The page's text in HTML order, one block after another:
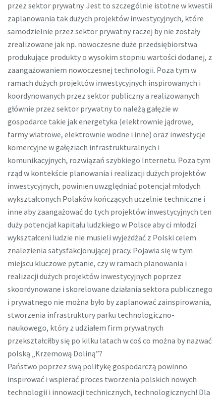
przez sektor prywatny. Jest to szczególnie istotne w kwestii
zaplanowania tak dużych projektów inwestycyjnych, które
samodzielnie przez sektor prywatny raczej by nie zostały
zrealizowane jak np. nowoczesne duże przedsiębiorstwa
produkujące produkty o wysokim stopniu wartości dodanej, z
zaangażowaniem nowoczesnej technologii. Poza tym w
ramach dużych projektów inwestycyjnych inspirowanych i
koordynowanych przez sektor publiczny a realizowanych
głównie przez sektor prywatny to należą gałęzie w
gospodarce takie jak energetyka (elektrownie jądrowe,
farmy wiatrowe, elektrownie wodne i inne) oraz inwestycje
komercyjne w gałęziach infrastrukturalnych i
komunikacyjnych, rozwiązań szybkiego Internetu. Poza tym
rząd w kontekście planowania i realizacji dużych projektów
inwestycyjnych, powinien uwzględniać potencjał młodych
wykształconych Polaków kończących uczelnie techniczne i
inne aby zaangażować do tych projektów inwestycyjnych ten
duży potencjał kapitału ludzkiego w Polsce aby ci młodzi
wykształceni ludzie nie musieli wyjeżdżać z Polski celem
znalezienia satysfakcjonującej pracy. Pojawia się w tym
miejscu kluczowe pytanie, czy w ramach planowania i
realizacji dużych projektów inwestycyjnych poprzez
skoordynowane i skorelowane działania sektora publicznego
i prywatnego nie można było by zaplanować zainspirowania,
stworzenia infrastruktury parku technologiczno-
naukowego, który z udziałem firm prywatnych
przekształciłby się po kilku latach w coś co można by nazwać
polską „Krzemową Doliną”?
Państwo poprzez swą politykę gospodarczą powinno
inspirować i wspierać proces tworzenia polskich nowych
technologii i innowacji technicznych, technologicznych! Dla